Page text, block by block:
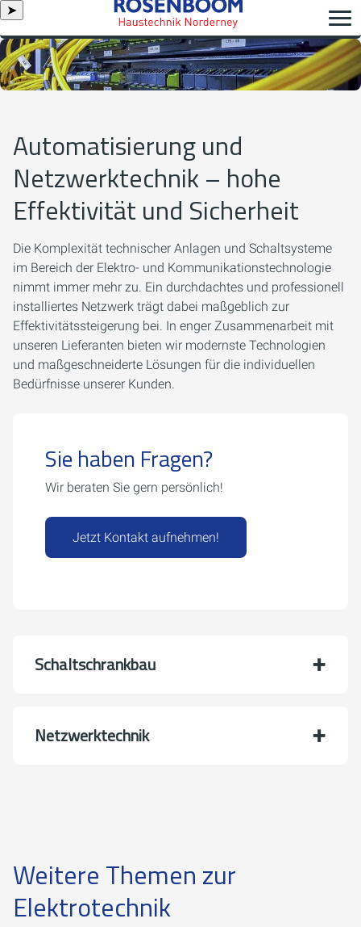
➤
Automatisierung und
Netzwerktechnik – hohe
Effektivität und Sicherheit
Die Komplexität technischer Anlagen und Schaltsysteme
im Bereich der Elektro- und Kommunikationstechnologie
nimmt immer mehr zu. Ein durchdachtes und professionell
installiertes Netzwerk trägt dabei maßgeblich zur
Effektivitätssteigerung bei. In enger Zusammenarbeit mit
unseren Lieferanten bieten wir modernste Technologien
und maßgeschneiderte Lösungen für die individuellen
Bedürfnisse unserer Kunden.
Sie haben Fragen?
Wir beraten Sie gern persönlich!
Jetzt Kontakt aufnehmen!
Schaltschrankbau
Netzwerktechnik
Weitere Themen zur
Elektrotechnik